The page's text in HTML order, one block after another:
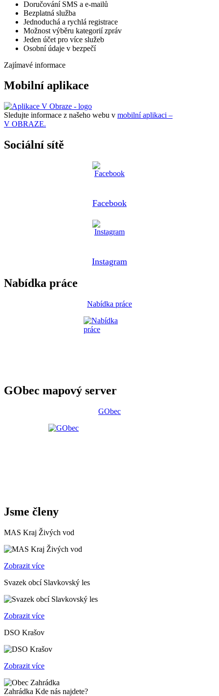
Doručování SMS a e-mailů
Bezplatná služba
Jednoduchá a rychlá registrace
Možnost výběru kategorií zpráv
Jeden účet pro více služeb
Osobní údaje v bezpečí
Zajímavé informace
Mobilní aplikace
Sledujte informace z našeho webu v mobilní aplikaci –
V OBRAZE.
Sociální sítě
Facebook
Instagram
Nabídka práce
Nabídka práce
GObec mapový server
GObec
Jsme členy
MAS Kraj Živých vod
Zobrazit více
Svazek obcí Slavkovský les
Zobrazit více
DSO Krašov
Zobrazit více
Zahrádka Kde nás najdete?